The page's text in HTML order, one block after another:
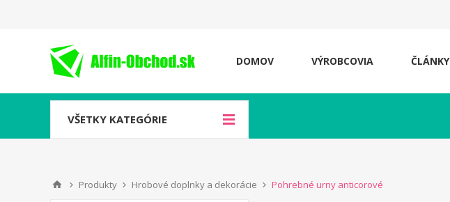
DOMOV VÝROBCOVIA ČLÁNKY
VŠETKY KATEGÓRIE
Produkty Hrobové doplnky a dekorácie Pohrebné urny anticorové